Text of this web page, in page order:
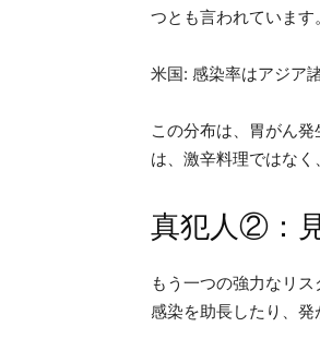
つとも言われています
米国: 感染率はアジア
この分布は、胃がん
は、激辛料理ではな
真犯人②：
もう一つの強力なリ
感染を助長したり、